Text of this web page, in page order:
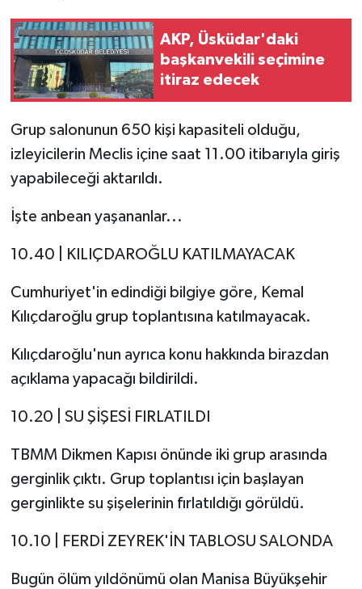
AKP, Üsküdar'daki
başkanvekili seçimine
itiraz edecek
Grup salonunun 650 kişi kapasiteli olduğu,
izleyicilerin Meclis içine saat 11.00 itibarıyla giriş
yapabileceği aktarıldı.
İşte anbean yaşananlar...
10.40 | KILIÇDAROĞLU KATILMAYACAK
Cumhuriyet'in edindiği bilgiye göre, Kemal
Kılıçdaroğlu grup toplantısına katılmayacak.
Kılıçdaroğlu'nun ayrıca konu hakkında birazdan
açıklama yapacağı bildirildi.
10.20 | SU ŞİŞESİ FIRLATILDI
TBMM Dikmen Kapısı önünde iki grup arasında
gerginlik çıktı. Grup toplantısı için başlayan
gerginlikte su şişelerinin fırlatıldığı görüldü.
10.10 | FERDİ ZEYREK'İN TABLOSU SALONDA
Bugün ölüm yıldönümü olan Manisa Büyükşehir